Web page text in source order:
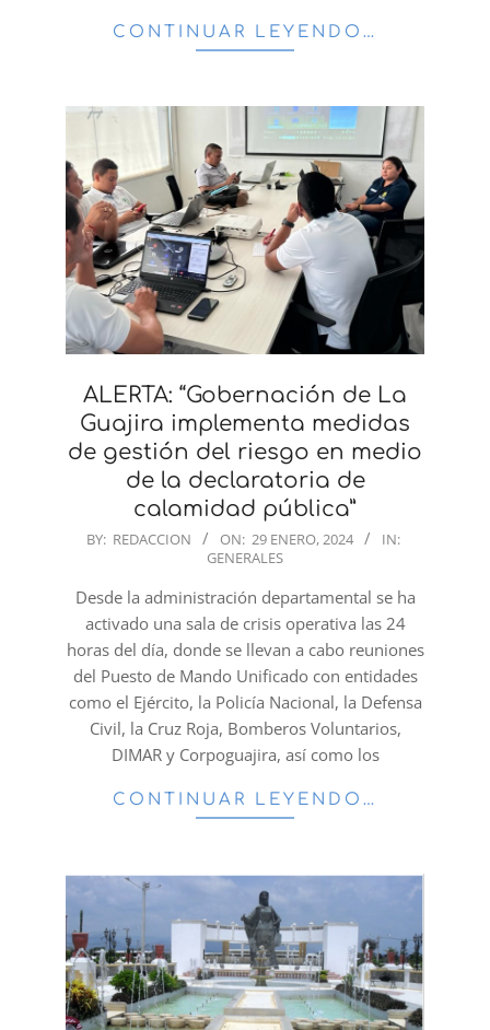
CONTINUAR LEYENDO…
ALERTA: “Gobernación de La
Guajira implementa medidas
de gestión del riesgo en medio
de la declaratoria de
calamidad pública”
2024-
29
BY: REDACCION ON: 29 ENERO, 2024
IN:
GENERALES
Desde la administración departamental se ha
activado una sala de crisis operativa las 24
horas del día, donde se llevan a cabo reuniones
del Puesto de Mando Unificado con entidades
como el Ejército, la Policía Nacional, la Defensa
Civil, la Cruz Roja, Bomberos Voluntarios,
DIMAR y Corpoguajira, así como los
CONTINUAR LEYENDO…